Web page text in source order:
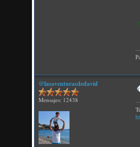
@lasaventurasdedavid
Mensajes: 12438